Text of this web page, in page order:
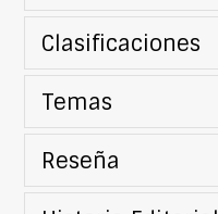
Clasificaciones
Temas
Reseña